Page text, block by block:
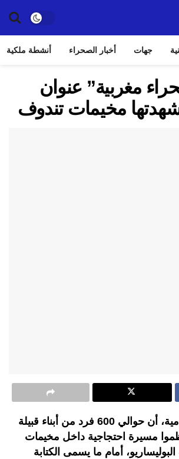
جهات أخبار الصحراء أنشطة ملكية
مغربية” عنوان
مخيمات تندوف
أفادت مصادر إعلامية، أن حوالي 600 فرد من أبناء قبيلة
مسيرة احتجاجية داخل مخيمات
أمام ما يسمى الكتابة